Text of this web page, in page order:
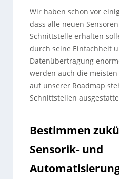
Wir haben schon vor
dass alle neuen
Schnittstelle erhalten
durch seine Einfachheit
Datenübertragung
werden auch die meisten
auf unserer Roadmap
Schnittstellen
Bestimmen
Sensorik- und